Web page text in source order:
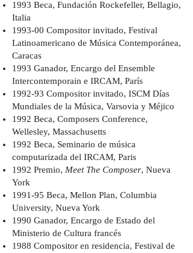
1993 Beca, Fundación Rockefeller, Bellagio,
Italia
1993-00 Compositor invitado, Festival
Latinoamericano de Música Contemporánea,
Caracas
1993 Ganador, Encargo del Ensemble
Intercontemporain e IRCAM, París
1992-93 Compositor invitado, ISCM Días
Mundiales de la Música, Varsovia y Méjico
1992 Beca, Composers Conference,
Wellesley, Massachusetts
1992 Beca, Seminario de música
computarizada del IRCAM, Paris
1992 Premio, Meet The Composer, Nueva
York
1991-95 Beca, Mellon Plan, Columbia
University, Nueva York
1990 Ganador, Encargo de Estado del
Ministerio de Cultura francés
1988 Compositor en residencia, Festival de